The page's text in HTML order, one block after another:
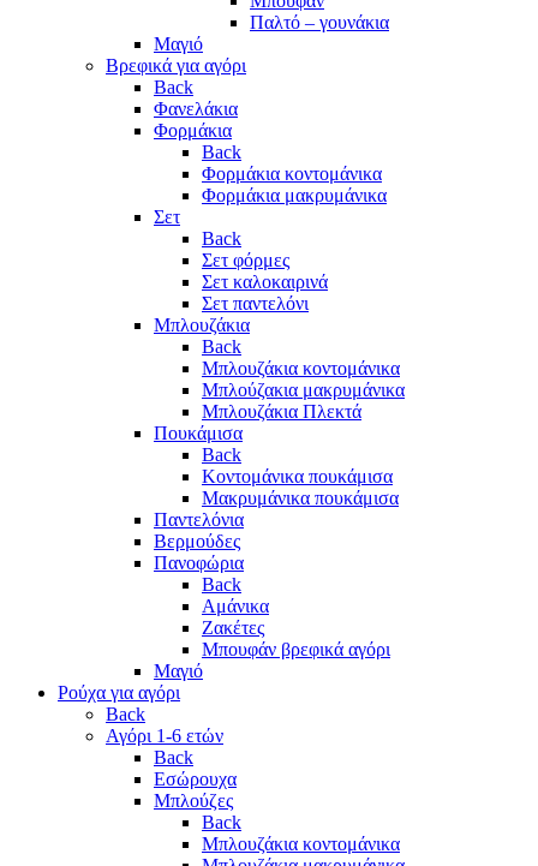
Παλτό – γουνάκια
Μαγιό
Βρεφικά για αγόρι
Back
Φανελάκια
Φορμάκια
Back
Φορμάκια κοντομάνικα
Φορμάκια μακρυμάνικα
Σετ
Back
Σετ φόρμες
Σετ καλοκαιρινά
Σετ παντελόνι
Μπλουζάκια
Back
Μπλουζάκια κοντομάνικα
Μπλούζακια μακρυμάνικα
Μπλουζάκια Πλεκτά
Πουκάμισα
Back
Κοντομάνικα πουκάμισα
Μακρυμάνικα πουκάμισα
Παντελόνια
Βερμούδες
Πανοφώρια
Back
Αμάνικα
Ζακέτες
Μπουφάν βρεφικά αγόρι
Μαγιό
Ρούχα για αγόρι
Back
Αγόρι 1-6 ετών
Back
Εσώρουχα
Μπλούζες
Back
Μπλουζάκια κοντομάνικα